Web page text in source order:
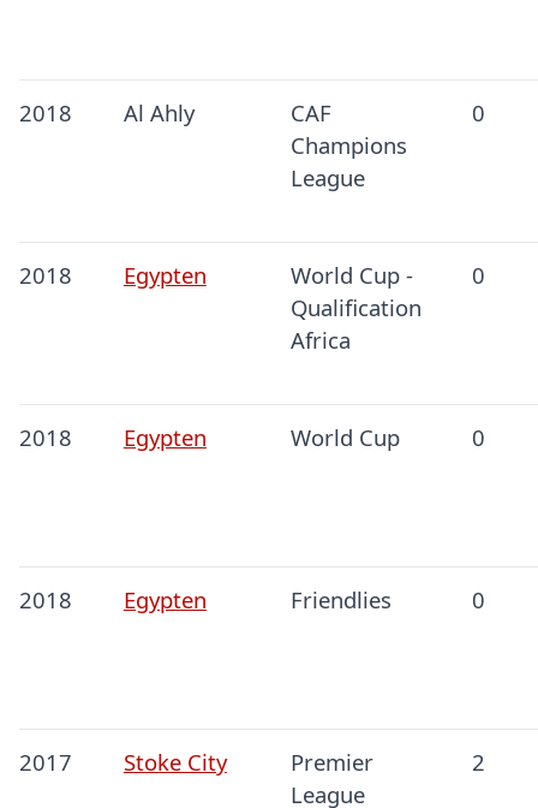
2018 Al Ahly
CAF
Champions
League
0
2018 Egypten
World Cup -
Qualification
Africa
0
2018 Egypten World Cup 0
2018 Egypten Friendlies 0
2017 Stoke City
Premier
League
2